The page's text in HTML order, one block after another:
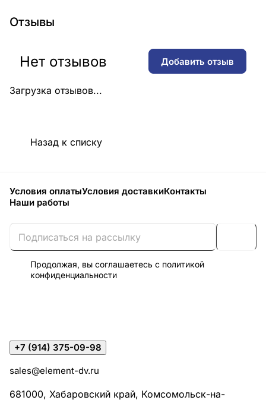
Отзывы
Загрузка отзывов...
Нет отзывов Добавить отзыв
Назад к списку
Условия оплатыУсловия доставкиКонтакты
Наши работы
Продолжая, вы соглашаетесь с политикой
конфиденциальности
+7 (914) 375-09-98
sales@element-dv.ru
681000, Хабаровский край, Комсомольск-на-